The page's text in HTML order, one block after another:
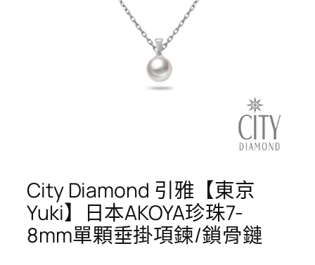
City Diamond 引雅【東京
Yuki】日本AKOYA珍珠7-
8mm單顆垂掛項鍊/鎖骨鏈